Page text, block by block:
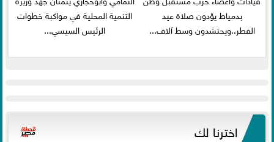
بدمياط يؤدون صلاة عيد
الفطر..ويحتشدون وسط آلاف...
التنمية المحلية في مواكبة خطوات
الرئيس السيسي...
اخترنا لك